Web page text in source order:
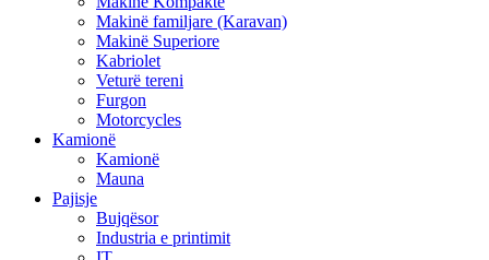
Makinë familjare (Karavan)
Makinë Superiore
Kabriolet
Veturë tereni
Furgon
Motorcycles
Kamionë
Kamionë
Mauna
Pajisje
Bujqësor
Industria e printimit